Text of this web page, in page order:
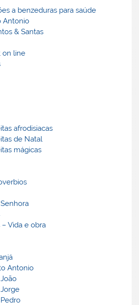
a benzeduras para saúde
Antonio
& Santas
on line
afrodisiacas
de Natal
mágicas
Vida e obra
Antonio